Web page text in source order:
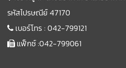
รหัสไปรษณีย์ 47170
เบอร์โทร : 042-799121
แฟ็กซ์ :042-799061